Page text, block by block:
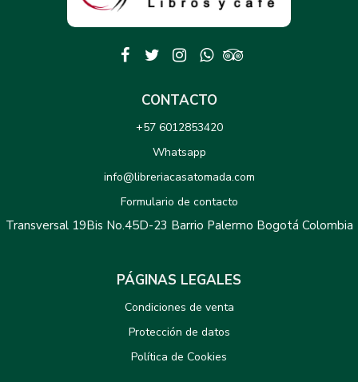
CONTACTO
+57 6012853420
Whatsapp
info@libreriacasatomada.com
Formulario de contacto
Transversal 19Bis No.45D-23 Barrio Palermo Bogotá Colombia
PÁGINAS LEGALES
Condiciones de venta
Protección de datos
Política de Cookies